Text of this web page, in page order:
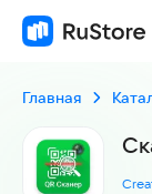
Главная